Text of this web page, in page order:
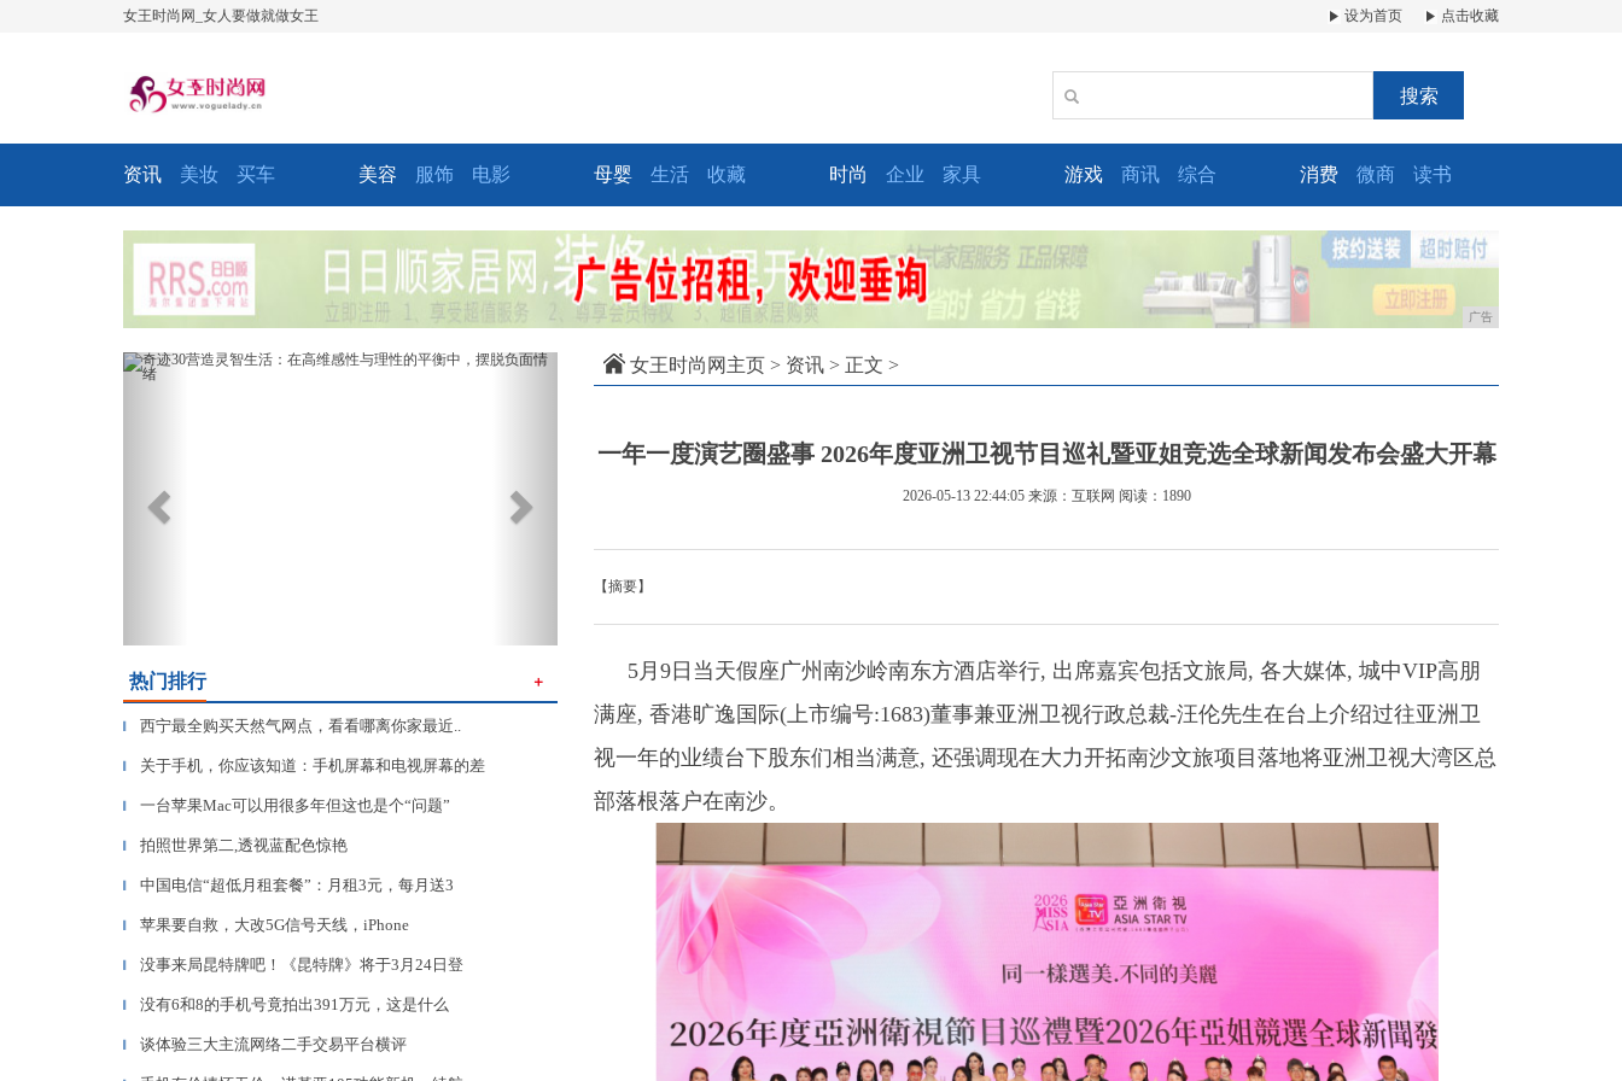
女王时尚网_女人要做就做女王 设为首页 点击收藏
搜索
资讯 美妆 买车 美容 服饰 电影 母婴 生活 收藏 时尚 企业 家具 游戏 商讯 综合 消费 微商 读书
广告
Previous Next
热门排行 ＋
▎ 西宁最全购买天然气网点，看看哪离你家最近..
▎ 关于手机，你应该知道：手机屏幕和电视屏幕的差
▎ 一台苹果Mac可以用很多年但这也是个“问题”
▎ 拍照世界第二,透视蓝配色惊艳
▎ 中国电信“超低月租套餐”：月租3元，每月送3
▎ 苹果要自救，大改5G信号天线，iPhone
▎ 没事来局昆特牌吧！《昆特牌》将于3月24日登
▎ 没有6和8的手机号竟拍出391万元，这是什么
▎ 谈体验三大主流网络二手交易平台横评
女王时尚网主页 > 资讯 > 正文 >
一年一度演艺圈盛事 2026年度亚洲卫视节目巡礼暨亚姐竞选全球新闻发布会盛大开幕
2026-05-13 22:44:05 来源：互联网 阅读：1890
【摘要】
5月9日当天假座广州南沙岭南东方酒店举行, 出席嘉宾包括文旅局, 各大媒体, 城中VIP高朋
满座, 香港旷逸国际(上市编号:1683)董事兼亚洲卫视行政总裁-汪伦先生在台上介绍过往亚洲卫
视一年的业绩台下股东们相当满意, 还强调现在大力开拓南沙文旅项目落地将亚洲卫视大湾区总
部落根落户在南沙。